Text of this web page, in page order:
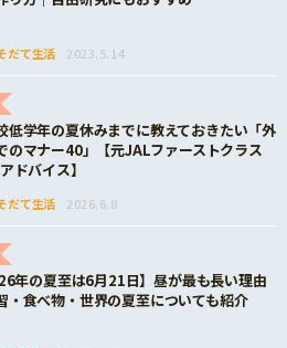
だて生活 2023.5.14
低学年の夏休みまでに教えておきたい「外
のマナー40」【元JALファーストクラス
ドバイス】
だて生活 2026.6.8
年の夏至は6月21日】昼が最も長い理由
・食べ物・世界の夏至についても紹介